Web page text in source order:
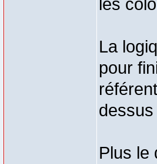
les
La
pour
Plus le